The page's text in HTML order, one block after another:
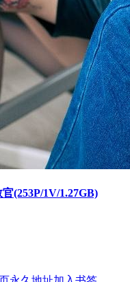
(253P/1V/1.27GB)